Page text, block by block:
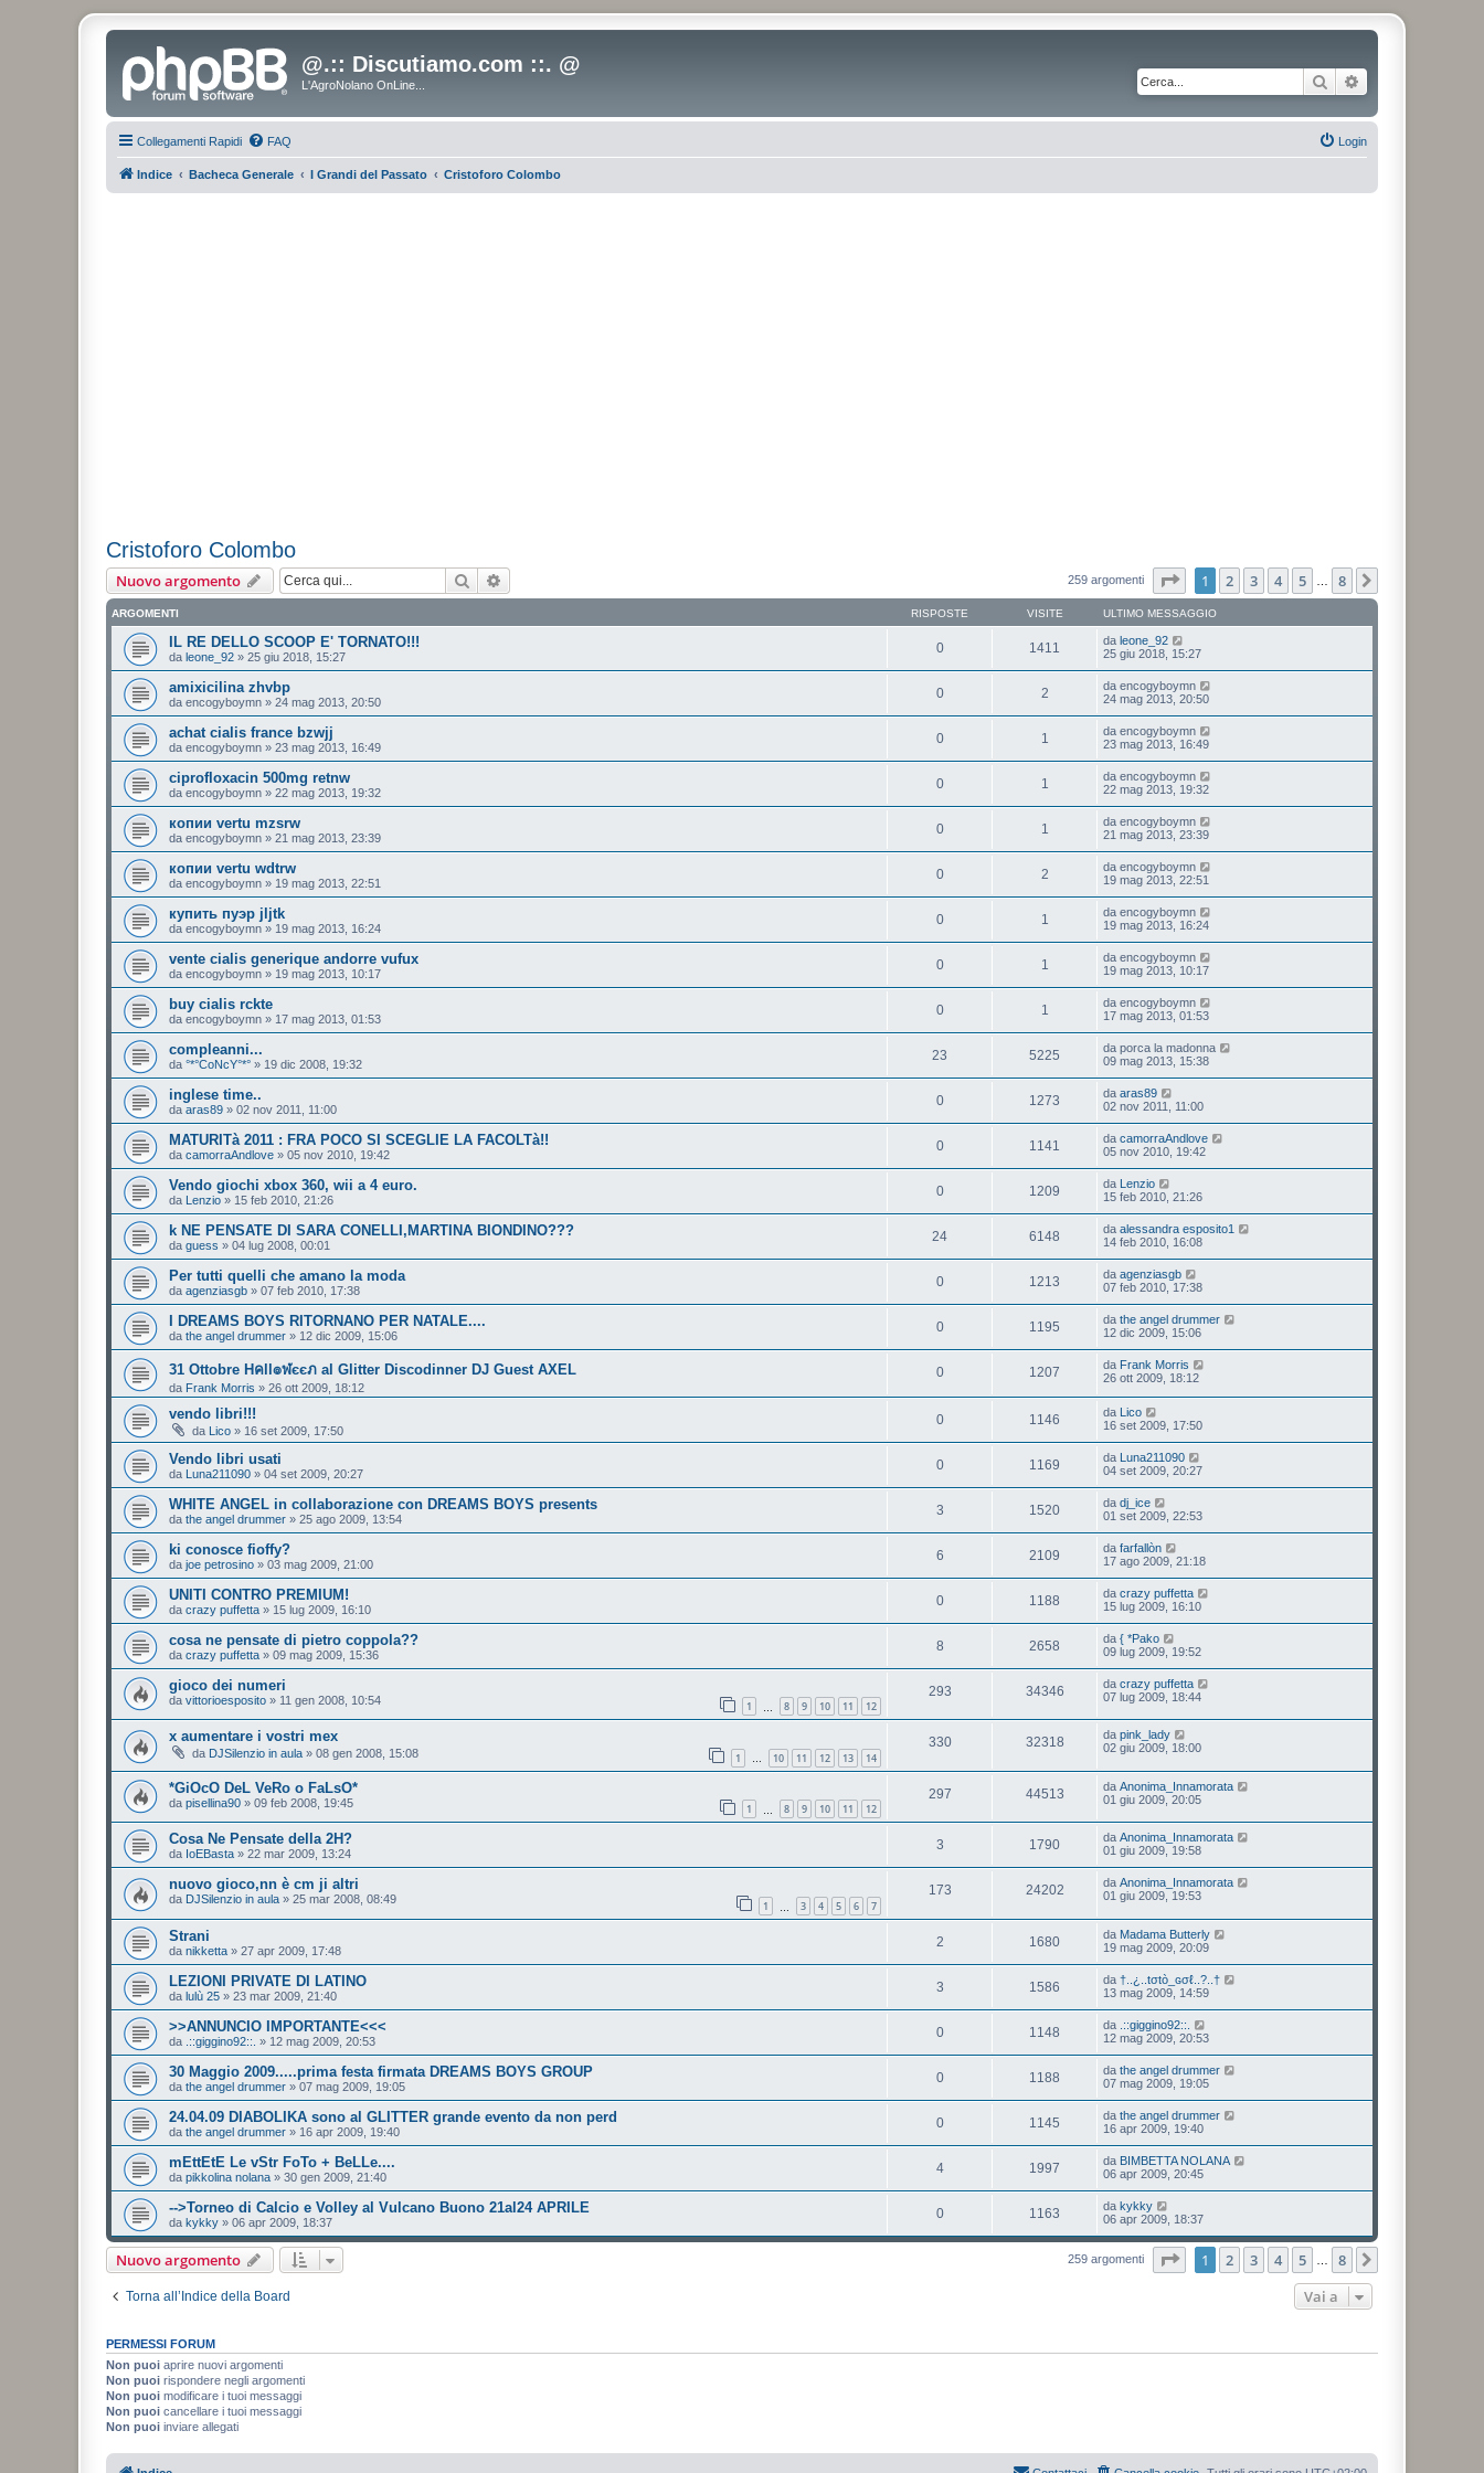
@.:: Discutiamo.com ::. @
L'AgroNolano OnLine... Cerca
Collegamenti Rapidi FAQ Login
Indice Bacheca Generale I Grandi del Passato Cristoforo Colombo
Cristoforo Colombo
Nuovo argomento Cerca 259 argomenti Pagina1 di
1 2 3 4 5 8
ARGOMENTI RISPOSTE VISITE ULTIMO MESSAGGIO
IL RE DELLO SCOOP E' TORNATO!!!
da leone_92 » 25 giu 2018, 15:27
0 1411 da leone_92
25 giu 2018, 15:27
amixicilina zhvbp
da encogyboymn » 24 mag 2013, 20:50
0 2 da encogyboymn
24 mag 2013, 20:50
achat cialis france bzwjj
da encogyboymn » 23 mag 2013, 16:49
0 1 da encogyboymn
23 mag 2013, 16:49
ciprofloxacin 500mg retnw
da encogyboymn » 22 mag 2013, 19:32
0 1 da encogyboymn
22 mag 2013, 19:32
копии vertu mzsrw
da encogyboymn » 21 mag 2013, 23:39
0 1 da encogyboymn
21 mag 2013, 23:39
копии vertu wdtrw
da encogyboymn » 19 mag 2013, 22:51
0 2 da encogyboymn
19 mag 2013, 22:51
купить пуэр jljtk
da encogyboymn » 19 mag 2013, 16:24
0 1 da encogyboymn
19 mag 2013, 16:24
vente cialis generique andorre vufux
da encogyboymn » 19 mag 2013, 10:17
0 1 da encogyboymn
19 mag 2013, 10:17
buy cialis rckte
da encogyboymn » 17 mag 2013, 01:53
0 1 da encogyboymn
17 mag 2013, 01:53
compleanni...
da °*°CoNcY°*° » 19 dic 2008, 19:32
23 5225 da porca la madonna
09 mag 2013, 15:38
inglese time..
da aras89 » 02 nov 2011, 11:00
0 1273 da aras89
02 nov 2011, 11:00
MATURITà 2011 : FRA POCO SI SCEGLIE LA FACOLTà!!
da camorraAndlove » 05 nov 2010, 19:42
0 1141 da camorraAndlove
05 nov 2010, 19:42
Vendo giochi xbox 360, wii a 4 euro.
da Lenzio » 15 feb 2010, 21:26
0 1209 da Lenzio
15 feb 2010, 21:26
k NE PENSATE DI SARA CONELLI,MARTINA BIONDINO???
da guess » 04 lug 2008, 00:01
24 6148 da alessandra esposito1
14 feb 2010, 16:08
Per tutti quelli che amano la moda
da agenziasgb » 07 feb 2010, 17:38
0 1213 da agenziasgb
07 feb 2010, 17:38
I DREAMS BOYS RITORNANO PER NATALE....
da the angel drummer » 12 dic 2009, 15:06
0 1195 da the angel drummer
12 dic 2009, 15:06
31 Ottobre Hคll๏ฬєєภ al Glitter Discodinner DJ Guest AXEL
da Frank Morris » 26 ott 2009, 18:12
0 1207 da Frank Morris
26 ott 2009, 18:12
vendo libri!!!
da Lico » 16 set 2009, 17:50
0 1146 da Lico
16 set 2009, 17:50
Vendo libri usati
da Luna211090 » 04 set 2009, 20:27
0 1169 da Luna211090
04 set 2009, 20:27
WHITE ANGEL in collaborazione con DREAMS BOYS presents
da the angel drummer » 25 ago 2009, 13:54
3 1520 da dj_ice
01 set 2009, 22:53
ki conosce fioffy?
da joe petrosino » 03 mag 2009, 21:00
6 2109 da farfallòn
17 ago 2009, 21:18
UNITI CONTRO PREMIUM!
da crazy puffetta » 15 lug 2009, 16:10
0 1188 da crazy puffetta
15 lug 2009, 16:10
cosa ne pensate di pietro coppola??
da crazy puffetta » 09 mag 2009, 15:36
8 2658 da { *Pako
09 lug 2009, 19:52
gioco dei numeri
da vittorioesposito » 11 gen 2008, 10:54 1 8 9 10 11 12
293 34346 da crazy puffetta
07 lug 2009, 18:44
x aumentare i vostri mex
da DJSilenzio in aula » 08 gen 2008, 15:08 1 … 10 11 12 13 14
330 32318 da pink_lady
02 giu 2009, 18:00
*GiOcO DeL VeRo o FaLsO*
da pisellina90 » 09 feb 2008, 19:45 1 8 9 10 11 12
297 44513 da Anonima_Innamorata
01 giu 2009, 20:05
Cosa Ne Pensate della 2H?
da IoEBasta » 22 mar 2009, 13:24
3 1790 da Anonima_Innamorata
01 giu 2009, 19:58
nuovo gioco,nn è cm ji altri
da DJSilenzio in aula » 25 mar 2008, 08:49 1 3 4 5 6 7
173 24202 da Anonima_Innamorata
01 giu 2009, 19:53
Strani
da nikketta » 27 apr 2009, 17:48
2 1680 da Madama Butterly
19 mag 2009, 20:09
LEZIONI PRIVATE DI LATINO
da lulù 25 » 23 mar 2009, 21:40
3 1586 da †..¿..tσtò_ɢσℓ..?..†
13 mag 2009, 14:59
>>ANNUNCIO IMPORTANTE<<<
da .::giggino92::. » 12 mag 2009, 20:53
0 1148 da .::giggino92::.
12 mag 2009, 20:53
30 Maggio 2009.....prima festa firmata DREAMS BOYS GROUP
da the angel drummer » 07 mag 2009, 19:05
0 1188 da the angel drummer
07 mag 2009, 19:05
24.04.09 DIABOLIKA sono al GLITTER grande evento da non perd
da the angel drummer » 16 apr 2009, 19:40
0 1145 da the angel drummer
16 apr 2009, 19:40
mEttEtE Le vStr FoTo + BeLLe....
da pikkolina nolana » 30 gen 2009, 21:40
4 1997 da BIMBETTA NOLANA
06 apr 2009, 20:45
-->Torneo di Calcio e Volley al Vulcano Buono 21al24 APRILE
da kykky » 06 apr 2009, 18:37
0 1163 da kykky
06 apr 2009, 18:37
Nuovo argomento 259 argomenti Pagina1 di
1 2 3 4 5 8
Torna all’Indice della Board Vai a
PERMESSI FORUM
Non puoi aprire nuovi argomenti
Non puoi rispondere negli argomenti
Non puoi modificare i tuoi messaggi
Non puoi cancellare i tuoi messaggi
Non puoi inviare allegati